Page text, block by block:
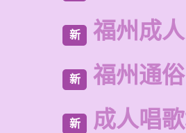
新 福州成
新 福州通
新 成人唱